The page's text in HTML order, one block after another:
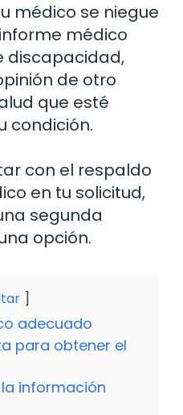
médico se niegue
médico
discapacidad,
de otro
que esté
condición.
con el respaldo
en tu solicitud,
segunda
opción.
adecuado
para obtener el
información